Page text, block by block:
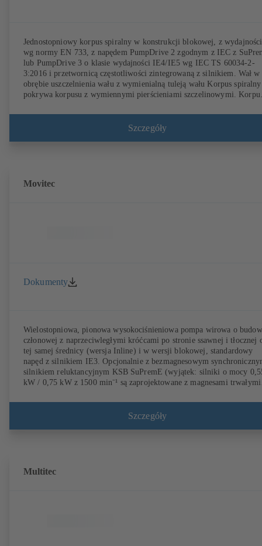
Jednostopniowy korpus spiralny w konstrukcji blokowej, z
wg normy EN 733, z napędem PumpDrive 2 zgodnym z IEC z
lub PumpDrive 3 o klasie wydajności IE4/IE5 wg IEC TS 60034-2-
3:2016 i przetwornicą częstotliwości zintegrowaną z silnikiem. Wał w
obrębie uszczelnienia wału z wymienialną tuleją wału Korpus
pokrywa korpusu z wymiennymi pierścieniami szczelinowymi.
zgodnie z IEC 60072, wymiary osłony według DIN V 42673 (07-
Dostępne w wersji ATEX. Z dużą nadwyżką w stosunku do wymagań
Szczegóły
Movitec
Dokumenty
Wielostopniowa, pionowa wysokociśnieniowa pompa wirowa o
członowej z naprzeciwległymi króćcami po stronie ssawnej i tłocznej
tej samej średnicy (wersja Inline) i w wersji blokowej, standardowy
napęd z silnikiem IE3. Opcjonalnie z bezmagnesowym
silnikiem reluktancyjnym KSB SuPremE (wyjątek: silniki o mocy
kW / 0,75 kW z 1500 min⁻¹ są zaprojektowane z magnesami
pracy z systemem regulacji obrotów typu KSB PumpDrive 2 lub KSB
PumpDrive 2 Eco bez czujnika położenia wirnika. Punkty mocowania
Szczegóły
Multitec